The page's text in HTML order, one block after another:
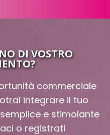
DI VOSTRO
commerciale
integrare il tuo
e stimolante
o registrati